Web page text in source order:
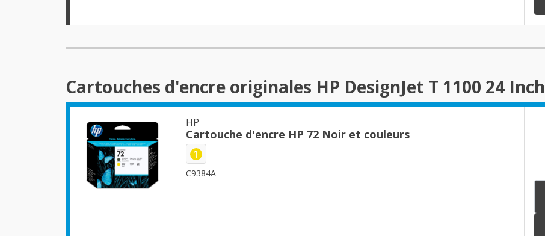
Cartouches d'encre originales HP DesignJet T 1100 24 Inch
HP
Cartouche d'encre HP 72 Noir et couleurs
1
C9384A